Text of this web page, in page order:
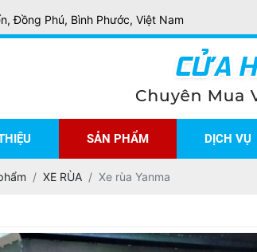
Đồng Phú, Bình Phước, Việt Nam
SẢN PHẨM DỊCH VỤ
XE RÙA Xe rùa Yanma